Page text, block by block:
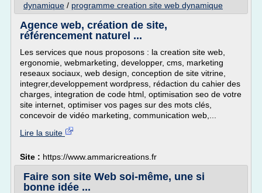
dynamique / programme creation site web dynamique
Agence web, création de site,
référencement naturel ...
Les services que nous proposons : la creation site web,
ergonomie, webmarketing, developper, cms, marketing
reseaux sociaux, web design, conception de site vitrine,
integrer,developpement wordpress, rédaction du cahier des
charges, integration de code html, optimisation seo de votre
site internet, optimiser vos pages sur des mots clés,
concevoir de vidéo marketing, communication web,...
Lire la suite
Site : https://www.ammaricreations.fr
Faire son site Web soi-même, une si
bonne idée ...